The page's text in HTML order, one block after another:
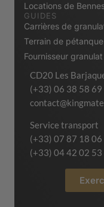
Locations de
GUIDES
Carrières de
Terrain de pétanque
Fournisseur granulat
CD20 Les
(+33) 06 38 58 69
Service transport
(+33) 07 87 18 06
(+33) 04 42 02 53